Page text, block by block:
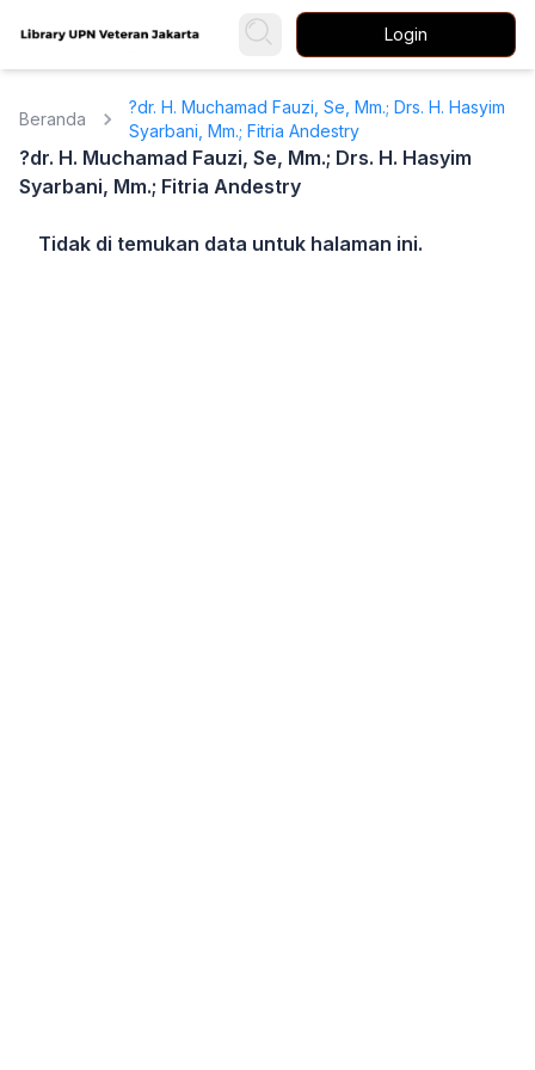
Login
Beranda
?dr. H. Muchamad Fauzi, Se, Mm.; Drs. H. Hasyim
Syarbani, Mm.; Fitria Andestry
?dr. H. Muchamad Fauzi, Se, Mm.; Drs. H. Hasyim
Syarbani, Mm.; Fitria Andestry
Tidak di temukan data untuk halaman ini.